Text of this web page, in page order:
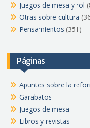
Juegos de mesa y rol
Otras sobre cultura
Pensamientos (351)
Páginas
Apuntes sobre la
Garabatos
Juegos de mesa
Libros y revistas